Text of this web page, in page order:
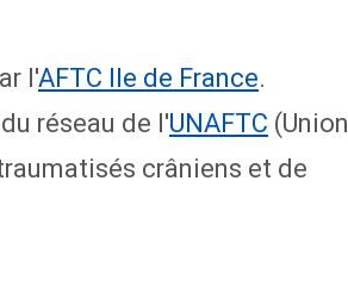
l'AFTC Ile de France.
réseau de l'UNAFTC (Union
crâniens et de